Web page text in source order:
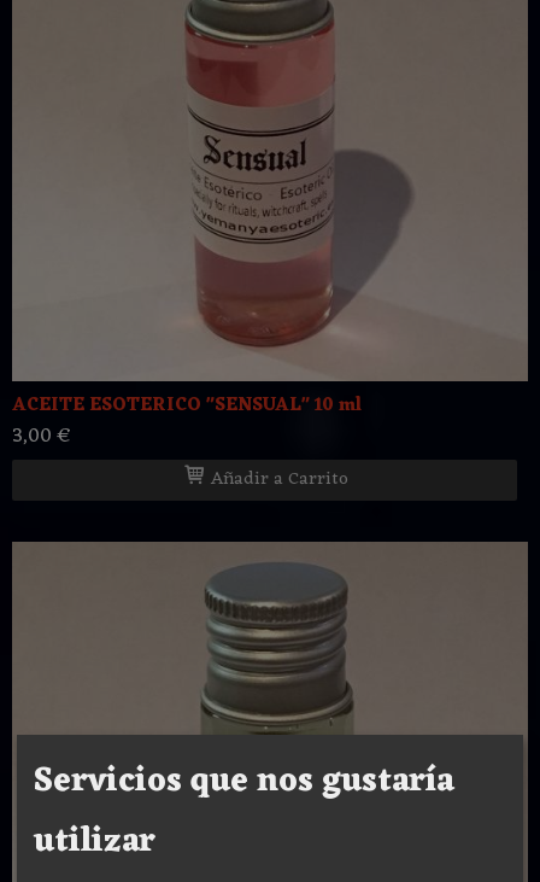
ACEITE ESOTERICO "SENSUAL" 10 ml
3,00 €
Añadir a Carrito
Servicios que nos gustaría
utilizar